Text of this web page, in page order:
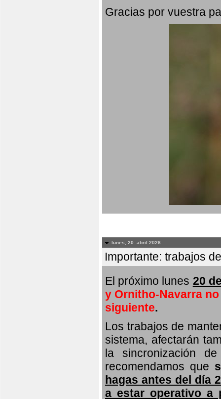
Gracias por vuestra
lunes, 20. abril 2026
Importante: trabajos
El próximo lunes 20
y Ornitho-Navarra
siguiente.
Los trabajos de
sistema, afectarán
la sincronización
recomendamos que s
hagas antes del día
a estar operativo a